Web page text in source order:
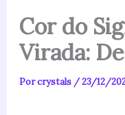
Cor do
Virada:
Porcrystals /23/12/